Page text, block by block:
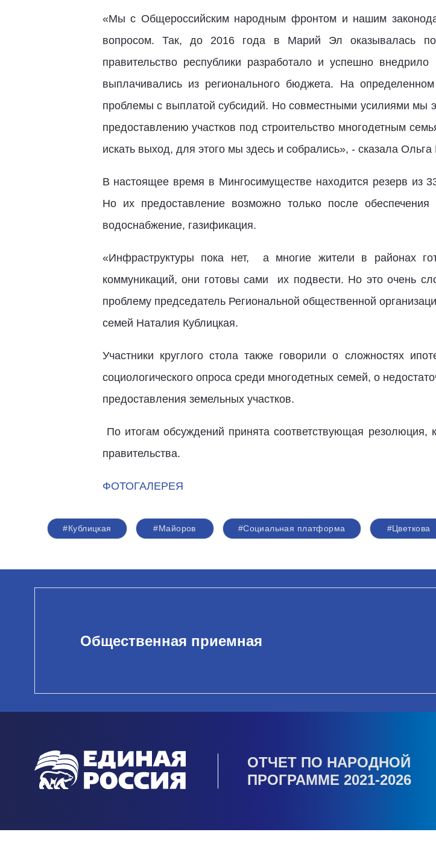
«Мы с Общероссийским народным фронтом и нашим
вопросом. Так, до 2016 года в Марий Эл оказывалась
правительство республики разработало и успешно
выплачивались из регионального бюджета. На
проблемы с выплатой субсидий. Но совместными усилиями мы
предоставлению участков под строительство многодетным
искать выход, для этого мы здесь и собрались», - сказала Ольга
В настоящее время в Мингосимуществе находится резерв из
Но их предоставление возможно только после
водоснабжение, газификация.
«Инфраструктуры пока нет, а многие жители в районах
коммуникаций, они готовы сами их подвести. Но это очень
проблему председатель Региональной общественной
семей Наталия Кублицкая.
Участники круглого стола также говорили о сложностях
социологического опроса среди многодетных семей, о
предоставления земельных участков.
По итогам обсуждений принята соответствующая резолюция,
правительства.
ФОТОГАЛЕРЕЯ
#Кублицкая #Майоров #Социальная платформа #Цветкова
Общественная приемная
ОТЧЕТ ПО НАРОДНОЙ
ПРОГРАММЕ 2021-2026